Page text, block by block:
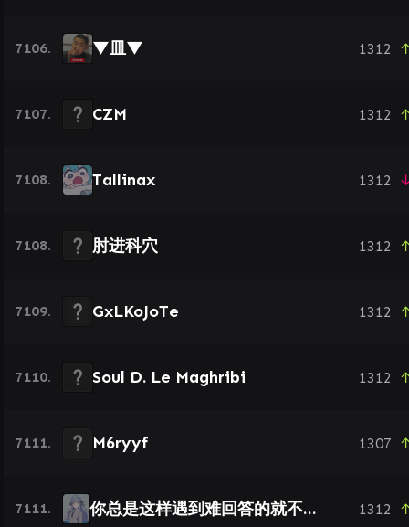
7106. ▼皿▼ 1312
7107. CZM 1312
7108. Tallinax 1312
7108. 肘进科穴 1312
7109. GxLKoJoTe 1312
7110. Soul D. Le Maghribi 1312
7111. M6ryyf 1307
7111. 你总是这样遇到难回答的就不说话了 1312